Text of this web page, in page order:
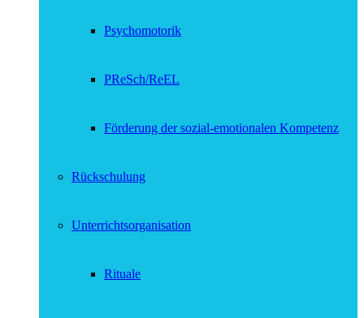
Psychomotorik
PReSch/ReEL
Förderung der sozial-emotionalen Kompetenz
Rückschulung
Unterrichtsorganisation
Rituale